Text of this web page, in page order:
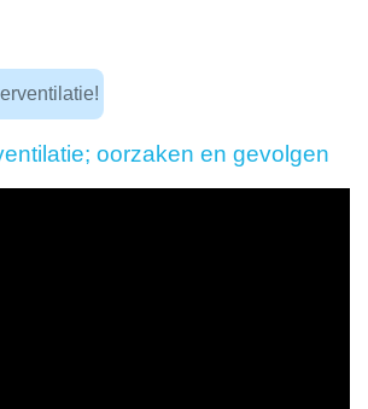
oorzaken en gevolgen